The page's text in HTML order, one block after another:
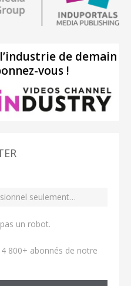
de demain
vous !
un robot.
800+ abonnés de notre